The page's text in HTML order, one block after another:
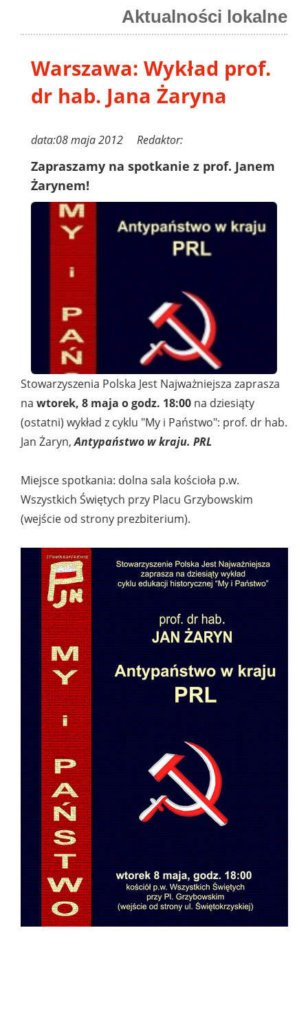
Aktualności lokalne
Warszawa: Wykład prof.
dr hab. Jana Żaryna
data:08 maja 2012 Redaktor:
Zapraszamy na spotkanie z prof. Janem
Żarynem!
Stowarzyszenia Polska Jest Najważniejsza zaprasza
na wtorek, 8 maja o godz. 18:00 na dziesiąty
(ostatni) wykład z cyklu "My i Państwo": prof. dr hab.
Jan Żaryn,Antypaństwo w kraju. PRL
Miejsce spotkania: dolna sala kościoła p.w.
Wszystkich Świętych przy Placu Grzybowskim
(wejście od strony prezbiterium).